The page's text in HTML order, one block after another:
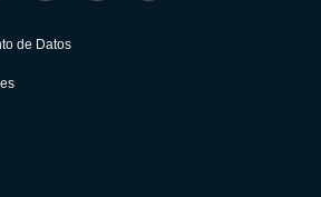
de Datos